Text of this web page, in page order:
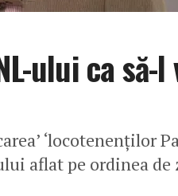
ului ca să-l
‘locotenenţilor
aflat pe ordinea